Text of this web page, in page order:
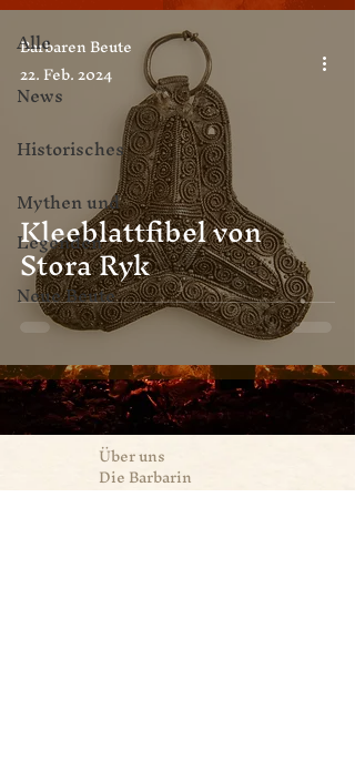
Alle
News
Historisches
Mythen und
Legenden
Neue Beute
Kleeblattfibel von
Stora Ryk
Barbaren Beute
22. Feb. 2024
Über uns
Die Barbarin
FAQ